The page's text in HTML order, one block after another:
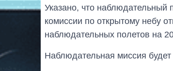
Указано, что наблюдательный
комиссии по открытому небу
наблюдательных полетов на
Наблюдательная миссия